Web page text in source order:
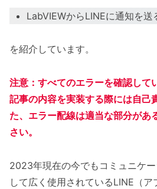
LabVIEWからLINEに通知を送
を紹介しています。
注意：すべてのエラーを確認して
記事の内容を実装する際には自己
た、エラー配線は適当な部分があ
さい。
2023年現在の今でもコミュニケ
して広く使用されているLINE（